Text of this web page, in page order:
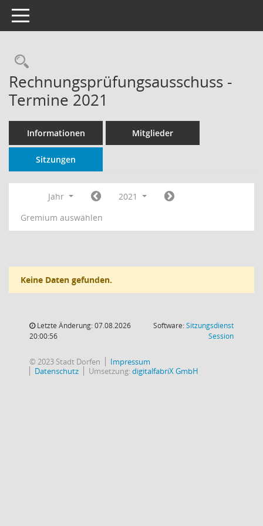
Toggle navigation
Rechercheauswahl
Rechnungsprüfungsausschuss -
Termine 2021
Informationen Mitglieder
Sitzungen
Jahr
2021
Gremium auswählen
Keine Daten gefunden.
Letzte Änderung: 07.08.2026
20:00:56
Software:Sitzungsdienst
Session(Wird in
© 2023 Stadt Dorfen
Impressum
Datenschutz
Umsetzung:digitalfabriX GmbH